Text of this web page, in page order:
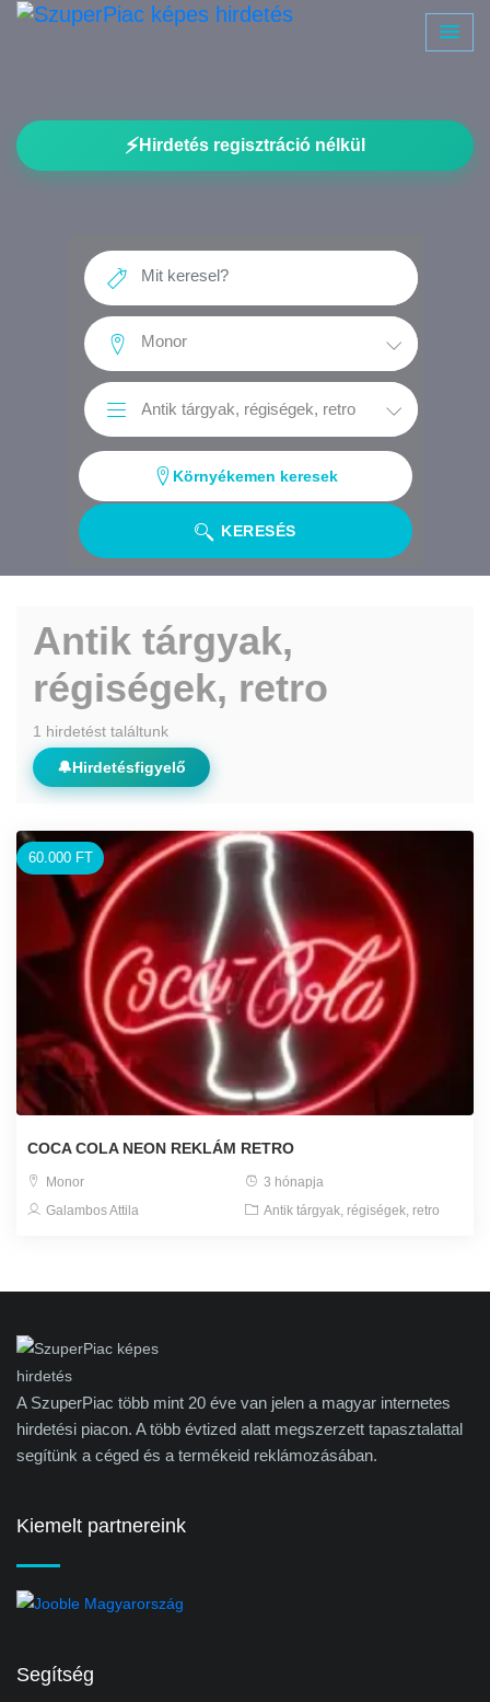
⚡Hirdetés regisztráció nélkül
KERESÉS
Környékemen keresek
Antik tárgyak,
régiségek, retro
1 hirdetést találtunk
🔔Hirdetésfigyelő
60.000 FT
COCA COLA NEON REKLÁM RETRO
Monor
3 hónapja
Galambos Attila
Antik tárgyak, régiségek, retro
A SzuperPiac több mint 20 éve van jelen a magyar internetes
hirdetési piacon. A több évtized alatt megszerzett tapasztalattal
segítünk a céged és a termékeid reklámozásában.
Kiemelt partnereink
Segítség